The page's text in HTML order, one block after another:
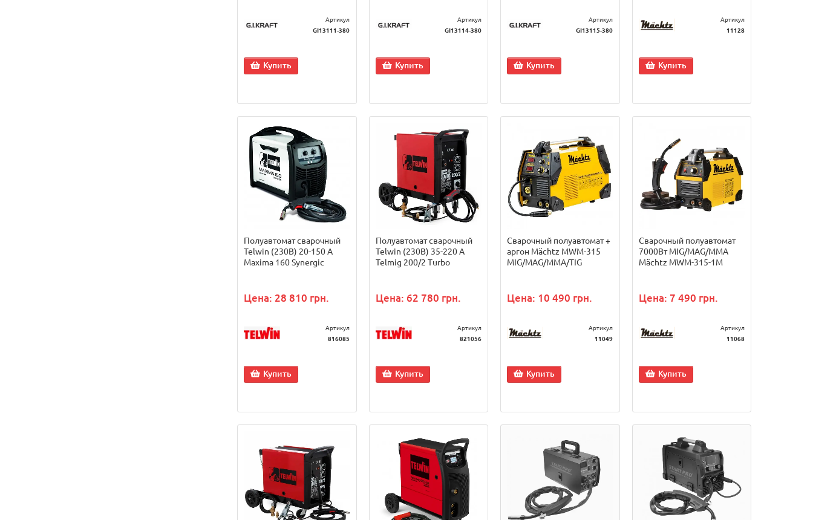
Артикул
GI13111-380
Купить
Артикул
GI13114-380
Купить
Артикул
GI13115-380
Купить
Артикул
11128
Купить
Полуавтомат сварочный
Telwin (230В) 20-150 А
Maxima 160 Synergic
Цена: 28 810 грн.
Артикул
816085
Купить
Полуавтомат сварочный
Telwin (230В) 35-220 А
Telmig 200/2 Turbo
Цена: 62 780 грн.
Артикул
821056
Купить
Сварочный полуавтомат +
аргон Mächtz MWM-315
MIG/MAG/MMA/TIG
Цена: 10 490 грн.
Артикул
11049
Купить
Сварочный полуавтомат
7000Вт MIG/MAG/MMA
Mächtz MWM-315-1M
Цена: 7 490 грн.
Артикул
11068
Купить